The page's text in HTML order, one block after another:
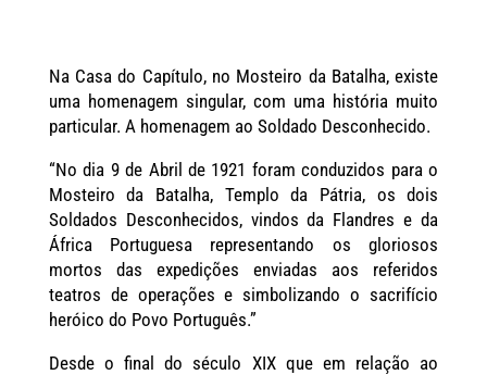
Na Casa do Capítulo, no Mosteiro da Batalha, existe
uma homenagem singular, com uma história muito
particular. A homenagem ao Soldado Desconhecido.
“No dia 9 de Abril de 1921 foram conduzidos para o
Mosteiro da Batalha, Templo da Pátria, os dois
Soldados Desconhecidos, vindos da Flandres e da
África Portuguesa representando os gloriosos
mortos das expedições enviadas aos referidos
teatros de operações e simbolizando o sacrifício
heróico do Povo Português.”
Desde o final do século XIX que em relação ao